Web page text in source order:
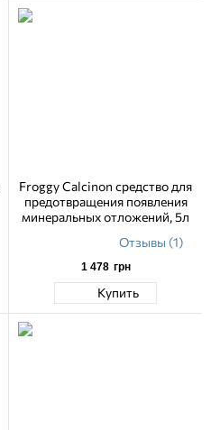
Froggy Calcinon средство для
предотвращения появления
минеральных отложений, 5л
Отзывы (1)
1 478 грн
Купить